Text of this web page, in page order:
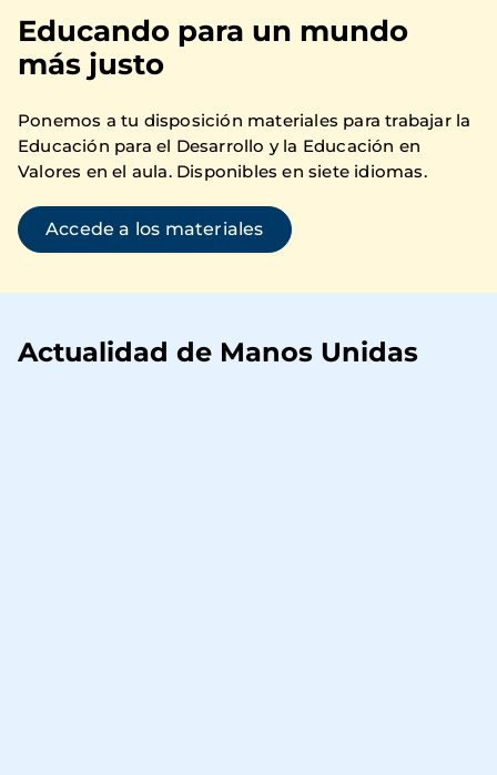
Educando para un mundo
más justo
Ponemos a tu disposición materiales para trabajar la
Educación para el Desarrollo y la Educación en
Valores en el aula. Disponibles en siete idiomas.
Accede a los materiales
Actualidad de Manos Unidas